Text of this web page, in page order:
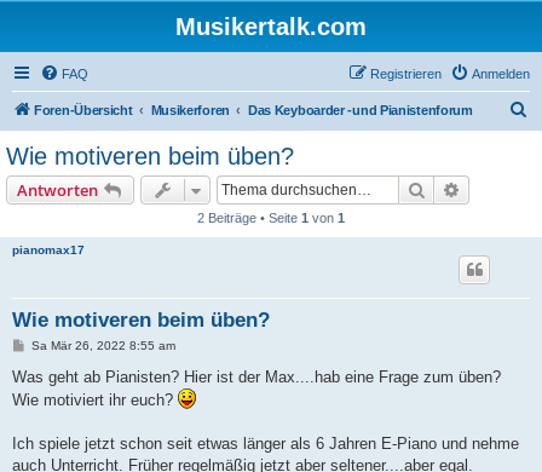
Musikertalk.com
FAQ Anmelden
Registrieren
Foren-Übersicht Musikerforen Das Keyboarder -und Pianistenforum
Wie motiveren beim üben?
Antworten Suche
2 Beiträge • Seite 1 von 1
pianomax17
Wie motiveren beim üben?
B
i
r
Sa Mär 26, 2022 8:55 am
Was geht ab Pianisten? Hier ist der Max....hab eine Frage zum üben?
Wie motiviert ihr euch?
Ich spiele jetzt schon seit etwas länger als 6 Jahren E-Piano und nehme
auch Unterricht. Früher regelmäßig jetzt aber seltener....aber egal.